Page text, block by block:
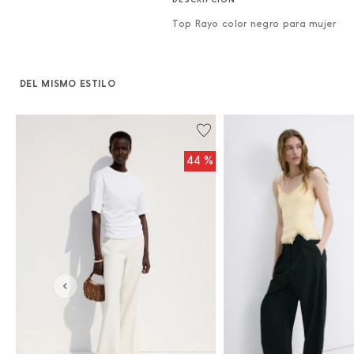
Top Rayo color negro para mujer
DEL MISMO ESTILO
44 %